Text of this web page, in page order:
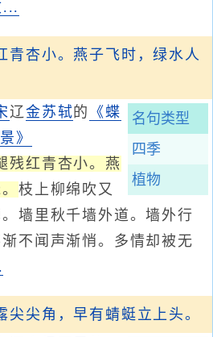
...
青杏小。燕子飞时，绿水人
名句类型
四季
植物
辽金苏轼的 《蝶
》
残红青杏小。燕
枝上柳绵吹又
墙里秋千墙外道。墙外行
不闻声渐悄。多情却被无
尖尖角，早有蜻蜓立上头。